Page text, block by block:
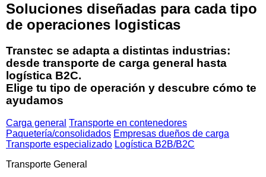
Soluciones diseñadas para cada tipo
de operaciones logisticas
Transtec se adapta a distintas industrias:
desde transporte de carga general hasta
logística B2C.
Elige tu tipo de operación y descubre cómo te
ayudamos
Carga general Transporte en contenedores
Paquetería/consolidados Empresas dueños de carga
Transporte especializado Logística B2B/B2C
Transporte General